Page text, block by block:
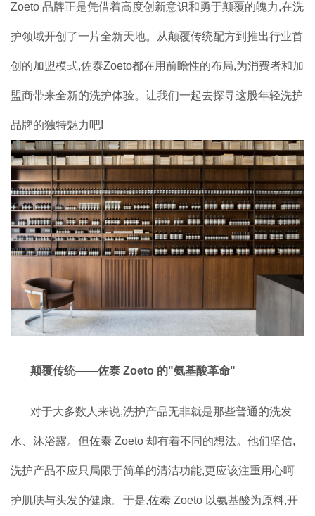
品牌加盟
联系我们
Zoeto 品牌正是凭借着高度创新意识和勇于颠覆的魄力,在洗
护领域开创了一片全新天地。从颠覆传统配方到推出行业首
创的加盟模式,佐泰Zoeto都在用前瞻性的布局,为消费者和加
盟商带来全新的洗护体验。让我们一起去探寻这股年轻洗护
品牌的独特魅力吧!
颠覆传统——佐泰 Zoeto 的"氨基酸革命"
对于大多数人来说,洗护产品无非就是那些普通的洗发
水、沐浴露。但佐泰 Zoeto 却有着不同的想法。他们坚信,
洗护产品不应只局限于简单的清洁功能,更应该注重用心呵
护肌肤与头发的健康。于是,佐泰 Zoeto 以氨基酸为原料,开